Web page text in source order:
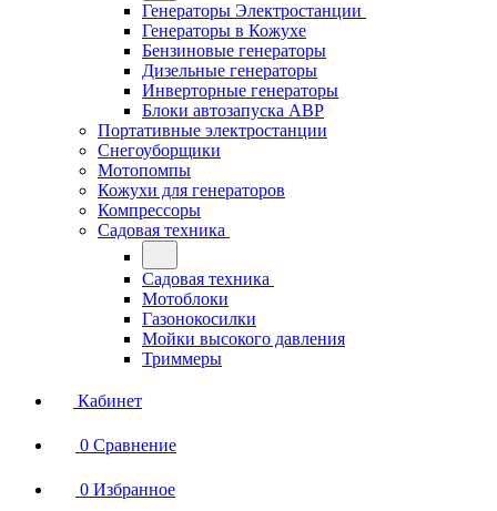
Генераторы Электростанции
Генераторы в Кожухе
Бензиновые генераторы
Дизельные генераторы
Инверторные генераторы
Блоки автозапуска АВР
Портативные электростанции
Снегоуборщики
Мотопомпы
Кожухи для генераторов
Компрессоры
Садовая техника
Садовая техника
Мотоблоки
Газонокосилки
Мойки высокого давления
Триммеры
Кабинет
0 Сравнение
0 Избранное